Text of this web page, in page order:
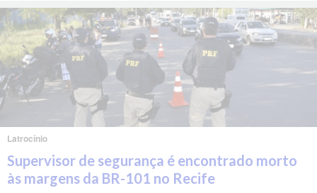
Latrocínio
Supervisor de segurança é encontrado morto
às margens da BR-101 no Recife